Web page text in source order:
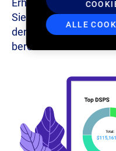
Erhalten Sie eine
Sie, wie wir Ihnen
denn je zu verkaufen,
bereitzustellen.
ALLE